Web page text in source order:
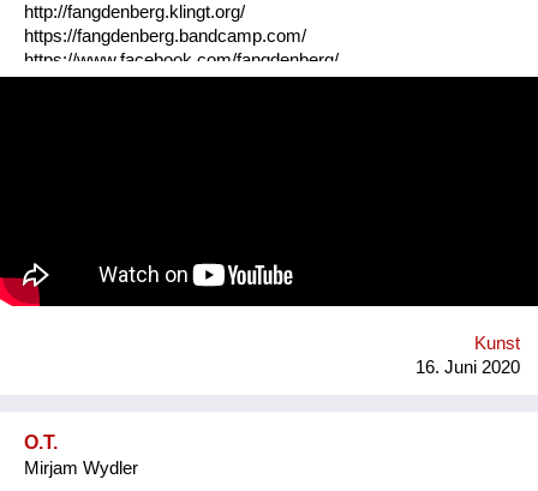
http://fangdenberg.klingt.org/
https://fangdenberg.bandcamp.com/
https://www.facebook.com/fangdenberg/
Kunst
16. Juni 2020
O.T.
Mirjam Wydler